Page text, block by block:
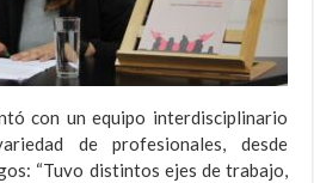
con un equipo interdisciplinario
de profesionales, desde
“Tuvo distintos ejes de trabajo,